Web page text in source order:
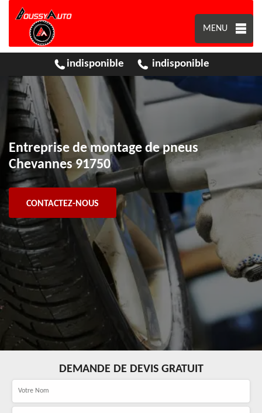
MENU
indisponible indisponible
Entreprise de montage de pneus
Chevannes 91750
CONTACTEZ-NOUS
DEMANDE DE DEVIS GRATUIT